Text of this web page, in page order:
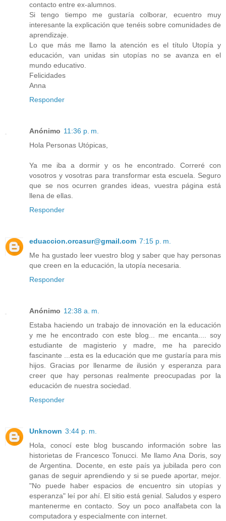
contacto entre ex-alumnos.
Si tengo tiempo me gustaría colborar, ecuentro muy
interesante la explicación que tenéis sobre comunidades de
aprendizaje.
Lo que más me llamo la atención es el título Utopía y
educación, van unidas sin utopías no se avanza en el
mundo educativo.
Felicidades
Anna
Responder
Anónimo 11:36 p. m.
Hola Personas Utópicas,
Ya me iba a dormir y os he encontrado. Correré con
vosotros y vosotras para transformar esta escuela. Seguro
que se nos ocurren grandes ideas, vuestra página está
llena de ellas.
Responder
eduaccion.orcasur@gmail.com 7:15 p. m.
Me ha gustado leer vuestro blog y saber que hay personas
que creen en la educación, la utopía necesaria.
Responder
Anónimo 12:38 a. m.
Estaba haciendo un trabajo de innovación en la educación
y me he encontrado con este blog... me encanta.... soy
estudiante de magisterio y madre, me ha parecido
fascinante ...esta es la educación que me gustaría para mis
hijos. Gracias por llenarme de ilusión y esperanza para
creer que hay personas realmente preocupadas por la
educación de nuestra sociedad.
Responder
Unknown 3:44 p. m.
Hola, conocí este blog buscando información sobre las
historietas de Francesco Tonucci. Me llamo Ana Doris, soy
de Argentina. Docente, en este país ya jubilada pero con
ganas de seguir aprendiendo y si se puede aportar, mejor.
"No puede haber espacios de encuentro sin utopías y
esperanza" leí por ahí. El sitio está genial. Saludos y espero
mantenerme en contacto. Soy un poco analfabeta con la
computadora y especialmente con internet.